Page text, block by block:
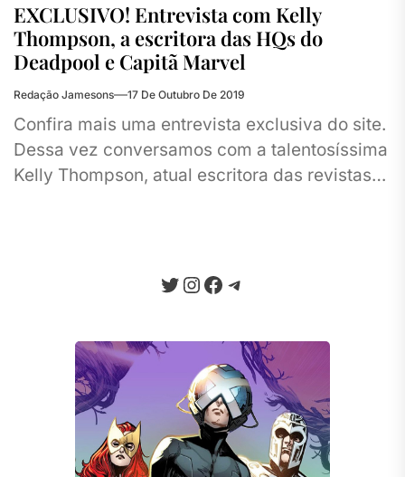
EXCLUSIVO! Entrevista com Kelly
Thompson, a escritora das HQs do
Deadpool e Capitã Marvel
Redação Jamesons 17 De Outubro De 2019
Confira mais uma entrevista exclusiva do site.
Dessa vez conversamos com a talentosíssima
Kelly Thompson, atual escritora das revistas
Twitter
Instagram
Facebook
Telegram
Seja um Apoiador
Somos um portal progressista que
traz diariamente informação e